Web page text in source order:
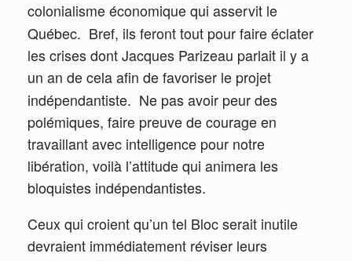
colonialisme économique qui asservit le
Québec. Bref, ils feront tout pour faire éclater
les crises dont Jacques Parizeau parlait il y a
un an de cela afin de favoriser le projet
indépendantiste. Ne pas avoir peur des
polémiques, faire preuve de courage en
travaillant avec intelligence pour notre
libération, voilà l’attitude qui animera les
bloquistes indépendantistes.
Ceux qui croient qu’un tel Bloc serait inutile
devraient immédiatement réviser leurs